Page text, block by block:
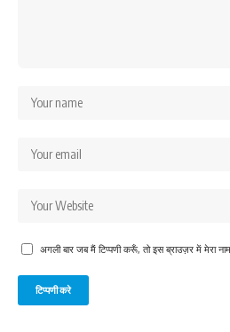
अगली बार जब मैं टिप्पणी करूँ, तो इस ब्राउज़र में मेरा